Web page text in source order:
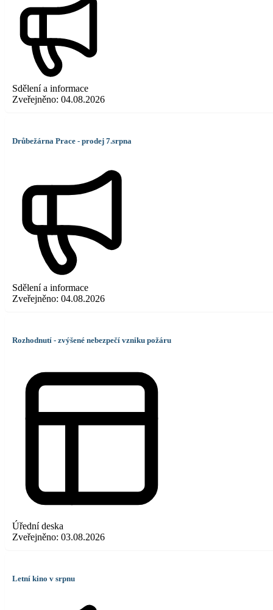
Sdělení a informace
Zveřejněno: 04.08.2026
Drůbežárna Prace - prodej 7.srpna
Sdělení a informace
Zveřejněno: 04.08.2026
Rozhodnutí - zvýšené nebezpečí vzniku požáru
Úřední deska
Zveřejněno: 03.08.2026
Letní kino v srpnu